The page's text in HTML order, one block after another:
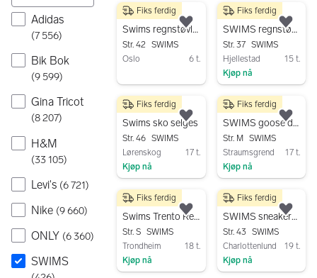
Adidas
(7 556)
Bik Bok
(9 599)
Gina Tricot
(8 207)
H&M
(33 105)
Levi's (6 721)
Nike (9 660)
ONLY (6 360)
SWIMS
500 kr
Swims regnstøvler
Str. 42 SWIMS
Oslo
6 t.
Fiks ferdig
Legg til som favoritt.
600 kr
SWIMS regnstøvler m/for str 37
Str. 37 SWIMS
Hjellestad
15 t.
Kjøp nå
Fiks ferdig
400 kr
Swims sko selges
Str. 46 SWIMS
Lørenskog
17 t.
Kjøp nå
Fiks ferdig
Legg til som favoritt.
2 900 kr
SWIMS goose down ytterjakke str M
Str. M
SWIMS
Straumsgrend
17 t.
Kjøp nå
Fiks ferdig
1 000 kr
Swims Trento Regnjakke
Str. S SWIMS
Trondheim
18 t.
Kjøp nå
Fiks ferdig
Legg til som favoritt.
300 kr
SWIMS sneakers/joggesko stoff str 43 mørk blå
Str. 43
SWIMS
Charlottenlund
19 t.
Kjøp nå
Fiks ferdig